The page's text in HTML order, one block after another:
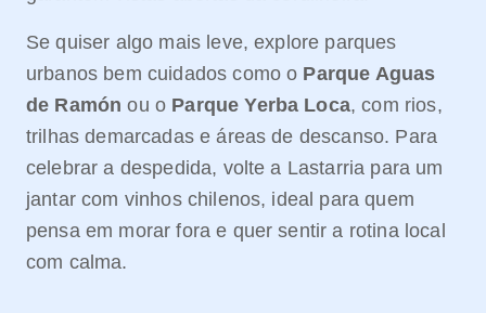
Se quiser algo mais leve, explore parques
urbanos bem cuidados como o Parque Aguas
de Ramón ou o Parque Yerba Loca, com rios,
trilhas demarcadas e áreas de descanso. Para
celebrar a despedida, volte a Lastarria para um
jantar com vinhos chilenos, ideal para quem
pensa em morar fora e quer sentir a rotina local
com calma.